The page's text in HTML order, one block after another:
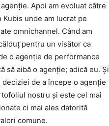
Apoi am evoluat către
unde am lucrat pe
omnichannel. Când am
pentru un visător ca
o agenție de performance
să aibă o agenție; adică eu. Și
de a începe o agenție
nostru și este cel mai
ci mai ales datorită
comune.